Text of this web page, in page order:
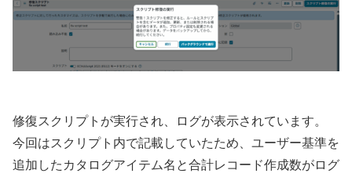
修復スクリプトが実行され、ログが表示されています。
今回はスクリプト内で記載していたため、ユーザー基準を
追加したカタログアイテム名と合計レコード作成数がログ